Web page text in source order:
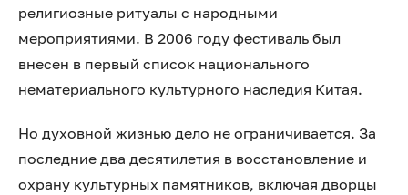
религиозные ритуалы с народными
мероприятиями. В 2006 году фестиваль был
внесен в первый список национального
нематериального культурного наследия Китая.
Но духовной жизнью дело не ограничивается. За
последние два десятилетия в восстановление и
охрану культурных памятников, включая дворцы